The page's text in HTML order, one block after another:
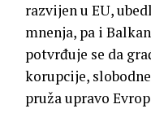
razvijen u EU,
mnenja, pa i
potvrđuje se da
korupcije,
pruža upravo